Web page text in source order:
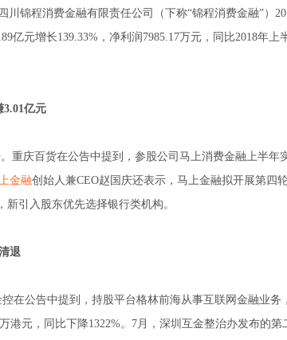
川锦程消费金融有限责任公司（下称“锦程消费金融”）
亿元增长139.33%，净利润7985.17万元，同比2018年上
3.01亿元
重庆百货在公告中提到，参股公司马上消费金融上半年
金融创始人兼CEO赵国庆还表示，马上金融拟开展第四
引入股东优先选择银行类机构。
退
在公告中提到，持股平台格林前海从事互联网金融业务
港元，同比下降1322%。7月，深圳互金整治办发布的